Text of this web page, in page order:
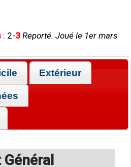
: 2-3 Reporté. Joué le 1er mars
Extérieur